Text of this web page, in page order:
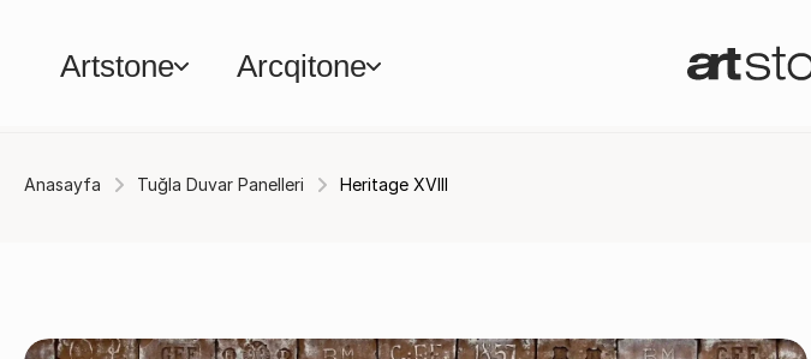
Artstone Arcqitone
Anasayfa Tuğla Duvar Panelleri Heritage XVIII